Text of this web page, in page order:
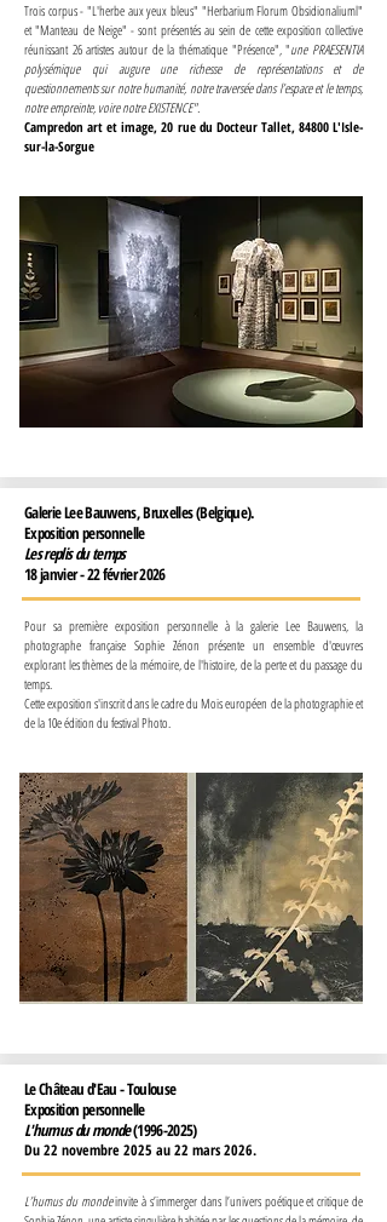
Trois corpus - "L'herbe aux yeux bleus" "Herbarium Florum Obsidionaliuml"
et "Manteau de Neige" - sont présentés au sein de cette exposition collective
réunissant 26 artistes autour de la thématique "Présence", "une PRAESENTIA
polysémique qui augure une richesse de représentations et de
questionnements sur notre humanité, notre traversée dans l’espace et le temps,
notre empreinte, voire notre EXISTENCE".
Campredon art et image,20 rue du Docteur Tallet, 84800 L'Isle-
sur-la-Sorgue
Galerie Lee Bauwens, Bruxelles (Belgique).
Exposition personnelle
Les replis du temps
18 janvier - 22 février 2026
Pour sa première exposition personnelle à la galerie Lee Bauwens, la
photographe française Sophie Zénon présente un ensemble d'œuvres
explorant les thèmes de la mémoire, de l'histoire, de la perte et du passage du
temps.
Cette exposition s'inscrit dans le cadre du Mois européen de la photographie et
de la 10e édition du festival Photo.
Le Château d'Eau - Toulouse
Exposition personnelle
L'humus du monde(1996-2025)
Du 22 novembre 2025 au 22 mars 2026.
L’humus du mondeinvite à s’immerger dans l’univers poétique et critique de